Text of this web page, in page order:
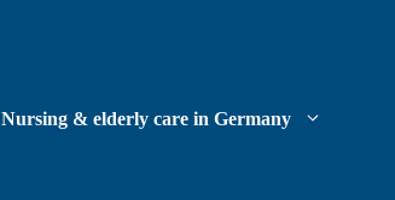
Nursing & elderly care in Germany